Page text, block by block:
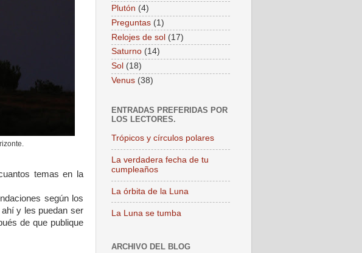
temas en la
según los
y les puedan ser
de que publique
Plutón (4)
Preguntas (1)
Relojes de sol (17)
Saturno (14)
Sol (18)
Venus (38)
ENTRADAS PREFERIDAS POR
LOS LECTORES.
Trópicos y círculos polares
La verdadera fecha de tu
cumpleaños
La órbita de la Luna
La Luna se tumba
ARCHIVO DEL BLOG